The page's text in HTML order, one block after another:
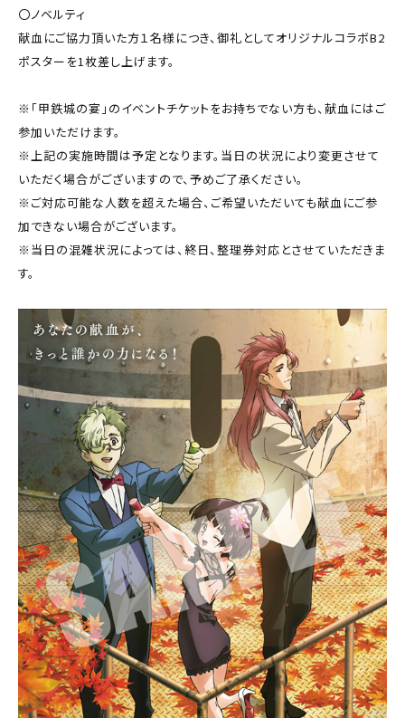
〇ノベルティ
献血にご協力頂いた方１名様につき、御礼としてオリジナルコラボB2
ポスターを1枚差し上げます。
※「甲鉄城の宴」のイベントチケットをお持ちでない方も、献血にはご
参加いただけます。
※上記の実施時間は予定となります。当日の状況により変更させて
いただく場合がございますので、予めご了承ください。
※ご対応可能な人数を超えた場合、ご希望いただいても献血にご参
加できない場合がございます。
※当日の混雑状況によっては、終日、整理券対応とさせていただきま
す。